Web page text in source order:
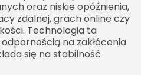
oraz niskie opóźnienia,
zdalnej, grach online czy
Technologia ta
na zakłócenia
się na stabilność